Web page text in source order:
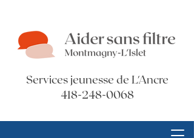
Services jeunesse de L'Ancre
418-248-0068